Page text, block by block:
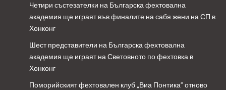
Четири състезателки на Българска фехтовална
академия ще играят във финалите на сабя жени на СП в
Хонконг
Шест представители на Българска фехтовална
академия ще играят на Световното по фехтовка в
Хонконг
Поморийският фехтовален клуб „Виа Понтика” отново